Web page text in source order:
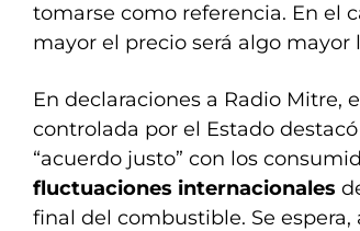
tomarse como referencia. En el
mayor el precio será algo mayor
En declaraciones a Radio Mitre,
controlada por el Estado
“acuerdo justo” con los
fluctuaciones internacionales
final del combustible. Se